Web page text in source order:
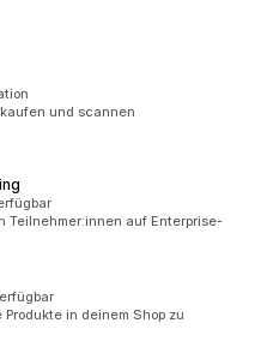
und scannen
Teilnehmer:innen auf Enterprise-
in deinem Shop zu